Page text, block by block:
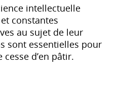
intellectuelle
constantes
au sujet de leur
sont essentielles pour
d’en pâtir.